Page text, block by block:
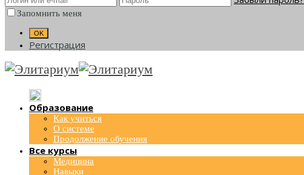
Запомнить меня
Регистрация
Образование
Как учиться
О системе
Продолжение обучения
Все курсы
Медицина
Навыки